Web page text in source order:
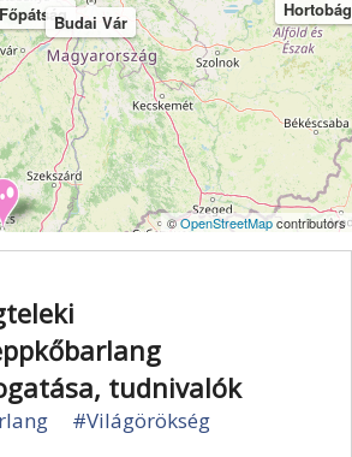
Veszprém Világörökség Visegrád
Zala Zemplén Zselic
és sírkamrák
Budai Vár
©OpenStreetMapcontributors
tudnivalók
#Világörökség